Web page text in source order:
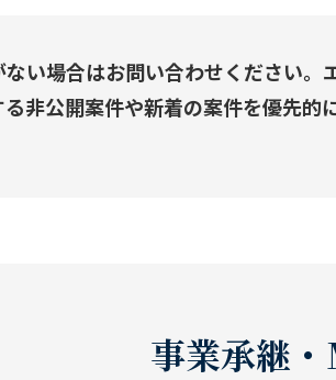
い場合はお問い合わせください。
非公開案件や新着の案件を優先的
事業承継